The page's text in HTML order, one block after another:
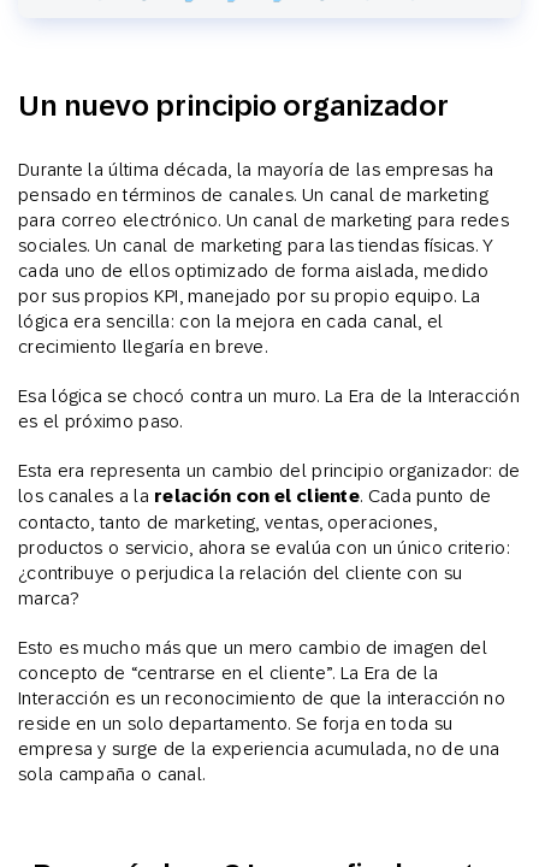
Un nuevo principio organizador
Durante la última década, la mayoría de las empresas ha
pensado en términos de canales. Un canal de marketing
para correo electrónico. Un canal de marketing para redes
sociales. Un canal de marketing para las tiendas físicas. Y
cada uno de ellos optimizado de forma aislada, medido
por sus propios KPI, manejado por su propio equipo. La
lógica era sencilla: con la mejora en cada canal, el
crecimiento llegaría en breve.
Esa lógica se chocó contra un muro. La Era de la Interacción
es el próximo paso.
Esta era representa un cambio del principio organizador: de
los canales a la relación con el cliente. Cada punto de
contacto, tanto de marketing, ventas, operaciones,
productos o servicio, ahora se evalúa con un único criterio:
¿contribuye o perjudica la relación del cliente con su
marca?
Esto es mucho más que un mero cambio de imagen del
concepto de “centrarse en el cliente”. La Era de la
Interacción es un reconocimiento de que la interacción no
reside en un solo departamento. Se forja en toda su
empresa y surge de la experiencia acumulada, no de una
sola campaña o canal.